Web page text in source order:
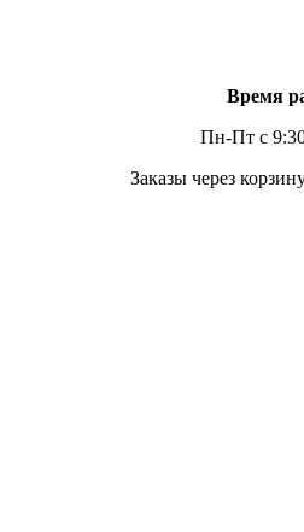
Время
Пн-Пт с
Заказы через